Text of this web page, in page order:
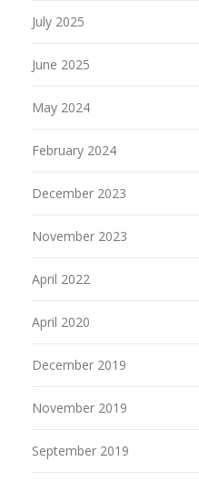
July 2025
June 2025
May 2024
February 2024
December 2023
November 2023
April 2022
April 2020
December 2019
November 2019
September 2019